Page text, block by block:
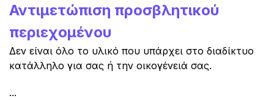
Αντιμετώπιση προσβλητικού
περιεχομένου
Δεν είναι όλο το υλικό που υπάρχει στο διαδίκτυο
κατάλληλο για σας ή την οικογένειά σας.
...